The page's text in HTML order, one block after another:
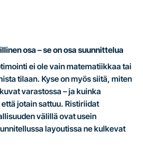
osa – se on osa suunnittelua
ei ole vain matematiikkaa tai
tilaan. Kyse on myös siitä, miten
varastossa – ja kuinka
jotain sattuu. Ristiriidat
välillä ovat usein
layoutissa ne kulkevat